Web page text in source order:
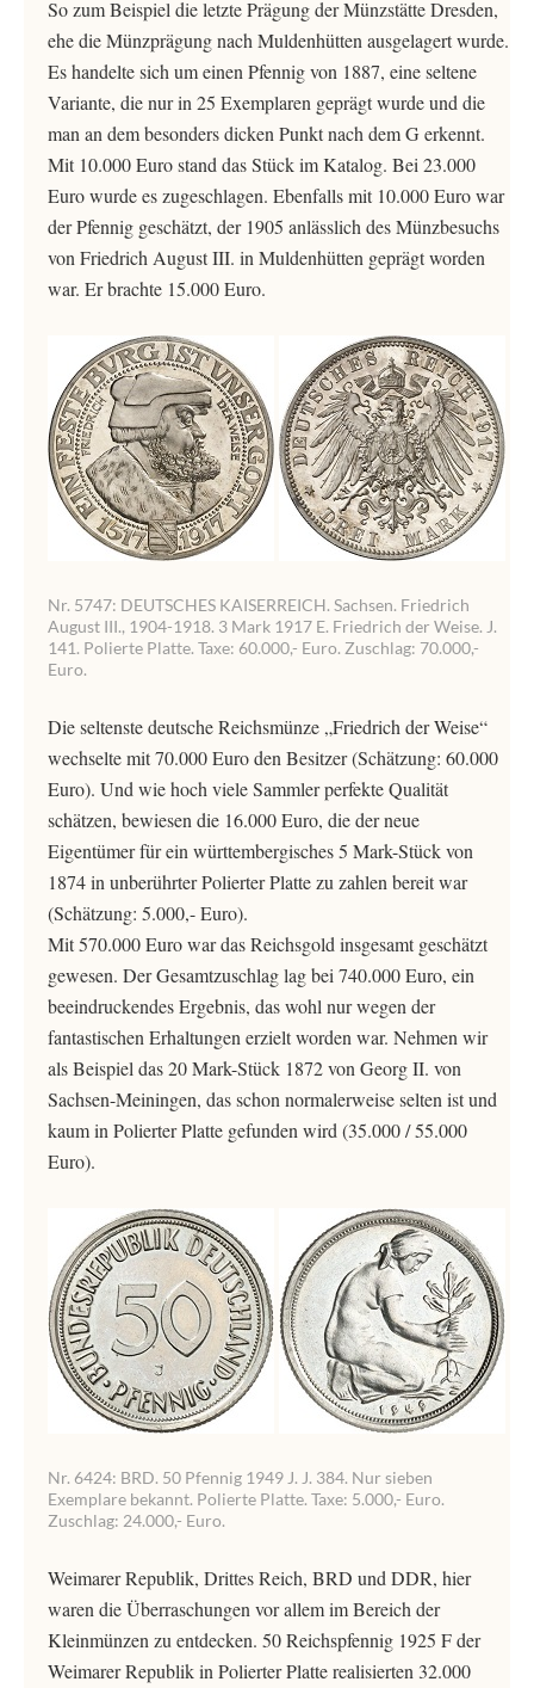
So zum Beispiel die letzte Prägung der Münzstätte Dresden,
ehe die Münzprägung nach Muldenhütten ausgelagert wurde.
Es handelte sich um einen Pfennig von 1887, eine seltene
Variante, die nur in 25 Exemplaren geprägt wurde und die
man an dem besonders dicken Punkt nach dem G erkennt.
Mit 10.000 Euro stand das Stück im Katalog. Bei 23.000
Euro wurde es zugeschlagen. Ebenfalls mit 10.000 Euro war
der Pfennig geschätzt, der 1905 anlässlich des Münzbesuchs
von Friedrich August III. in Muldenhütten geprägt worden
war. Er brachte 15.000 Euro.
Nr. 5747: DEUTSCHES KAISERREICH. Sachsen. Friedrich
August III., 1904-1918. 3 Mark 1917 E. Friedrich der Weise. J.
141. Polierte Platte. Taxe: 60.000,- Euro. Zuschlag: 70.000,-
Euro.
Die seltenste deutsche Reichsmünze „Friedrich der Weise“
wechselte mit 70.000 Euro den Besitzer (Schätzung: 60.000
Euro). Und wie hoch viele Sammler perfekte Qualität
schätzen, bewiesen die 16.000 Euro, die der neue
Eigentümer für ein württembergisches 5 Mark-Stück von
1874 in unberührter Polierter Platte zu zahlen bereit war
(Schätzung: 5.000,- Euro).
Mit 570.000 Euro war das Reichsgold insgesamt geschätzt
gewesen. Der Gesamtzuschlag lag bei 740.000 Euro, ein
beeindruckendes Ergebnis, das wohl nur wegen der
fantastischen Erhaltungen erzielt worden war. Nehmen wir
als Beispiel das 20 Mark-Stück 1872 von Georg II. von
Sachsen-Meiningen, das schon normalerweise selten ist und
kaum in Polierter Platte gefunden wird (35.000 / 55.000
Euro).
Nr. 6424: BRD. 50 Pfennig 1949 J. J. 384. Nur sieben
Exemplare bekannt. Polierte Platte. Taxe: 5.000,- Euro.
Zuschlag: 24.000,- Euro.
Weimarer Republik, Drittes Reich, BRD und DDR, hier
waren die Überraschungen vor allem im Bereich der
Kleinmünzen zu entdecken. 50 Reichspfennig 1925 F der
Weimarer Republik in Polierter Platte realisierten 32.000